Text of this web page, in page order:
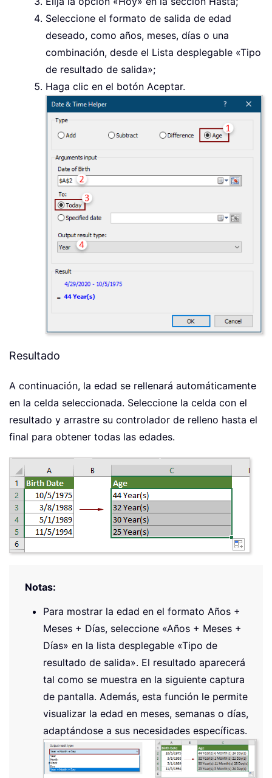
Seleccione el formato de salida de edad
deseado, como años, meses, días o una
combinación, desde el Lista desplegable «Tipo
de resultado de salida»;
Haga clic en el botón Aceptar.
Resultado
A continuación, la edad se rellenará automáticamente
en la celda seleccionada. Seleccione la celda con el
resultado y arrastre su controlador de relleno hasta el
final para obtener todas las edades.
Notas:
Para mostrar la edad en el formato Años +
Meses + Días, seleccione «Años + Meses +
Días» en la lista desplegable «Tipo de
resultado de salida». El resultado aparecerá
tal como se muestra en la siguiente captura
de pantalla. Además, esta función le permite
visualizar la edad en meses, semanas o días,
adaptándose a sus necesidades específicas.